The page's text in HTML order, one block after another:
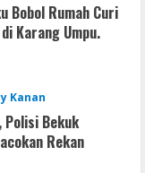
Repack +Patch
Bobol Rumah Curi
Karang Umpu.
Kanan
Polisi Bekuk
Rekan